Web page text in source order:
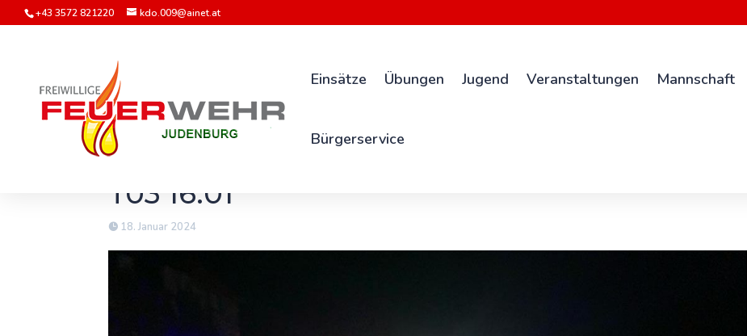
+43 3572 821220 kdo.009@ainet.at
Einsätze Übungen Jugend Veranstaltungen Mannschaft
Bürgerservice
T03 16.01
18. Januar 2024